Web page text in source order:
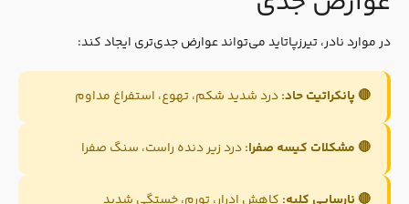
در موارد نادر، تیرزپاتاید می‌تواند عوارض جدی‌تری ایجاد کند:
🔴 پانکراتیت حاد:درد شدید شکم، تهوع، استفراغ مداوم
🔴 مشکلات کیسه صفرا:درد زیر دنده راست، سنگ صفرا